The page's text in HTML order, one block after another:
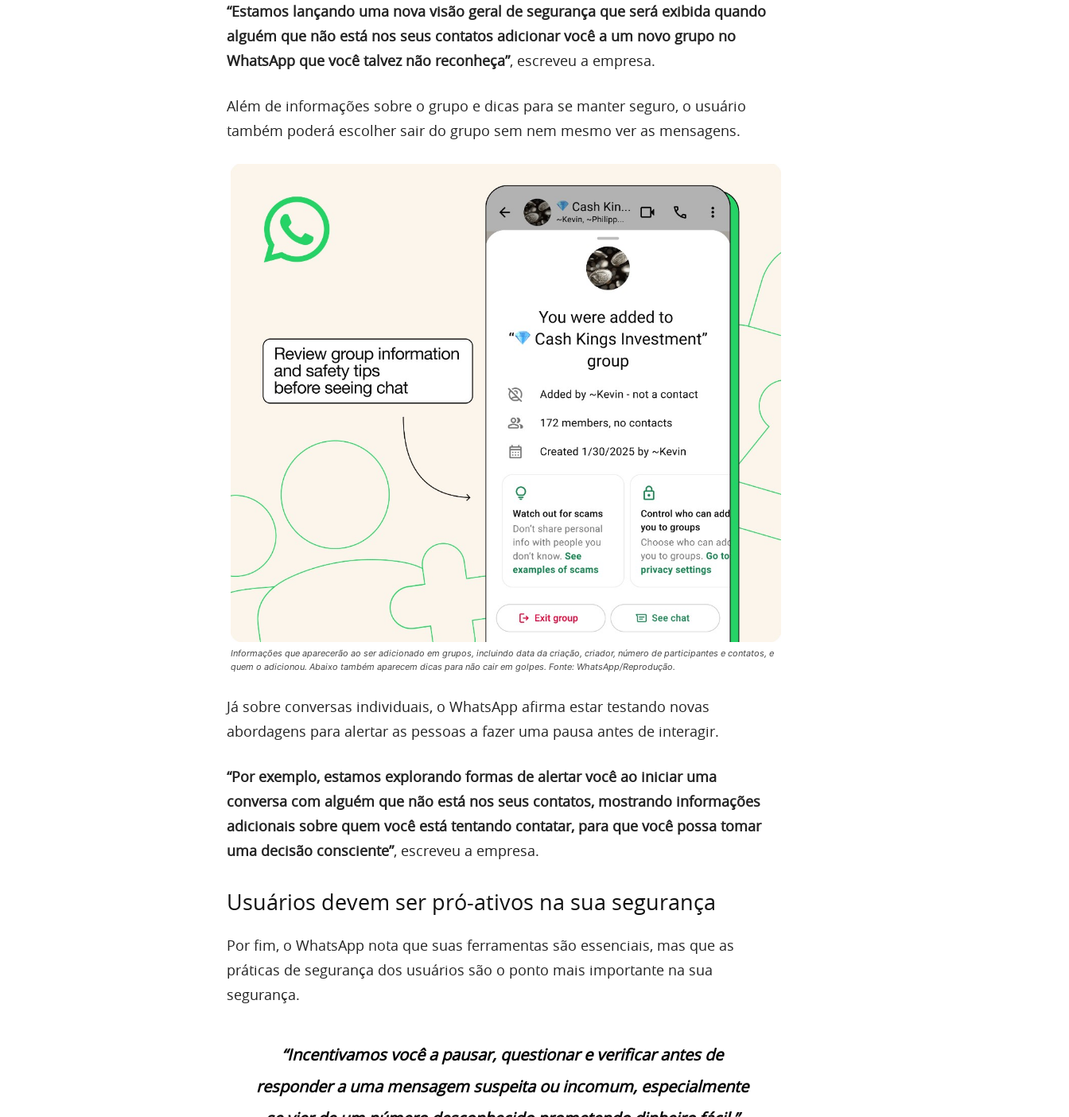
“Estamos lançando uma nova visão geral de segurança que será exibida quando
alguém que não está nos seus contatos adicionar você a um novo grupo no
WhatsApp que você talvez não reconheça”, escreveu a empresa.
Além de informações sobre o grupo e dicas para se manter seguro, o usuário
também poderá escolher sair do grupo sem nem mesmo ver as mensagens.
Informações que aparecerão ao ser adicionado em grupos, incluindo data da criação, criador, número de participantes e contatos, e
quem o adicionou. Abaixo também aparecem dicas para não cair em golpes. Fonte: WhatsApp/Reprodução.
Já sobre conversas individuais, o WhatsApp afirma estar testando novas
abordagens para alertar as pessoas a fazer uma pausa antes de interagir.
“Por exemplo, estamos explorando formas de alertar você ao iniciar uma
conversa com alguém que não está nos seus contatos, mostrando informações
adicionais sobre quem você está tentando contatar, para que você possa tomar
uma decisão consciente”, escreveu a empresa.
Usuários devem ser pró-ativos na sua segurança
Por fim, o WhatsApp nota que suas ferramentas são essenciais, mas que as
práticas de segurança dos usuários são o ponto mais importante na sua
segurança.
“Incentivamos você a pausar, questionar e verificar antes de
responder a uma mensagem suspeita ou incomum, especialmente